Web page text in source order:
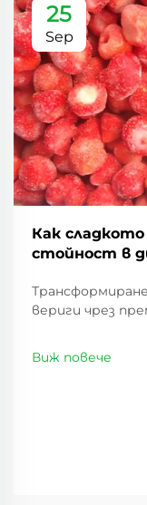
25
Sep
Как сладкото
стойност в
вериги чрез
стоки се е
последните
Виж повече